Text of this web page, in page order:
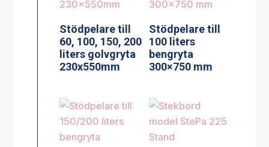
Stödpelare till
60, 100, 150, 200
liters golvgryta
230x550mm
Stödpelare till
100 liters
bengryta
300×750 mm